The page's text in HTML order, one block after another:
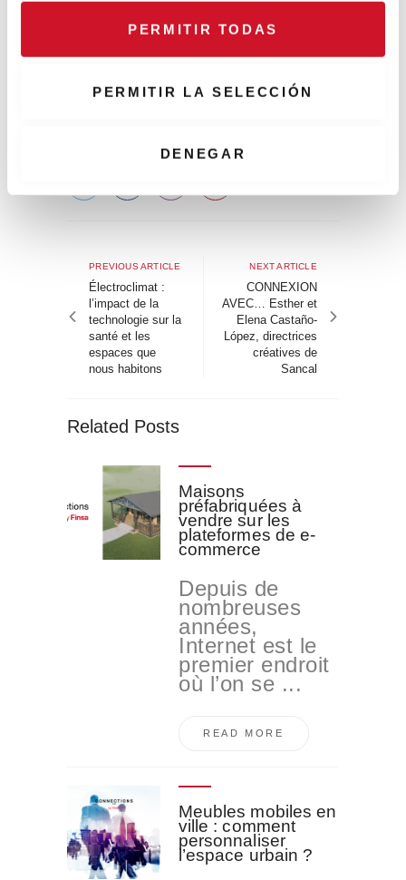
i
PERMITIR TODAS
PERMITIR LA SELECCIÓN
DENEGAR
varié que propose le Madrid Design
Festival 2025. L’événement se tient
de
l’article
Previous
article
PREVIOUS ARTICLE
Électroclimat :
l’impact de la
technologie sur la
santé et les
espaces que
nous habitons
Next
article
NEXT ARTICLE
CONNEXION
AVEC… Esther et
Elena Castaño-
López, directrices
créatives de
Sancal
Related Posts
Maisons
préfabriquées à
vendre sur les
plateformes de e-
commerce
Depuis de
nombreuses
années,
Internet est le
premier endroit
où l’on se ...
READ MORE
Meubles mobiles en
ville : comment
personnaliser
l’espace urbain ?